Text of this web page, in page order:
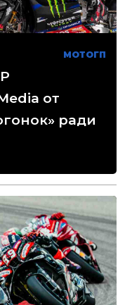
МОТОГП
от
ради